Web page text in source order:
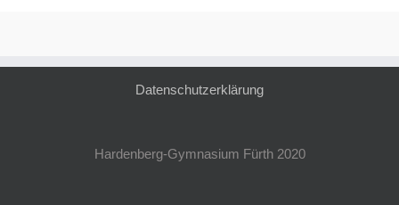
Datenschutzerklärung
Hardenberg-Gymnasium Fürth 2020